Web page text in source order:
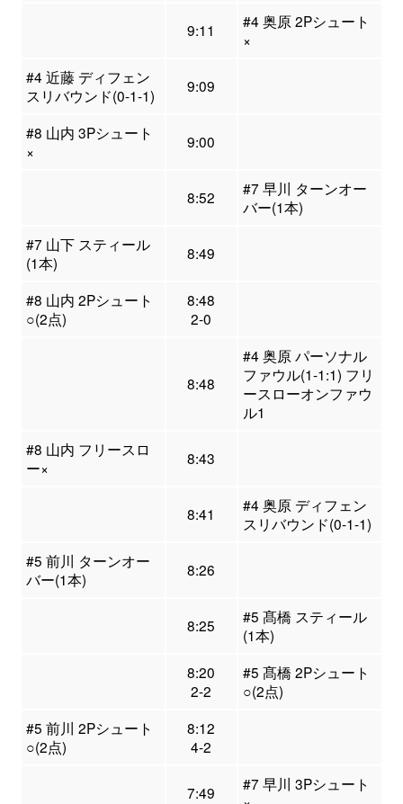
9:11
#4 奥原 2Pシュート
×
#4 近藤 ディフェン
スリバウンド(0-1-1)
9:09
#8 山内 3Pシュート
×
9:00
8:52
#7 早川 ターンオー
バー(1本)
#7 山下 スティール
(1本)
8:49
#8 山内 2Pシュート
○(2点)
8:48
2-0
8:48
#4 奥原 パーソナル
ファウル(1-1:1) フリ
ースローオンファウ
ル1
#8 山内 フリースロ
ー×
8:43
8:41
#4 奥原 ディフェン
スリバウンド(0-1-1)
#5 前川 ターンオー
バー(1本)
8:26
8:25
#5 髙橋 スティール
(1本)
8:20
2-2
#5 髙橋 2Pシュート
○(2点)
#5 前川 2Pシュート
○(2点)
8:12
4-2
7:49
#7 早川 3Pシュート